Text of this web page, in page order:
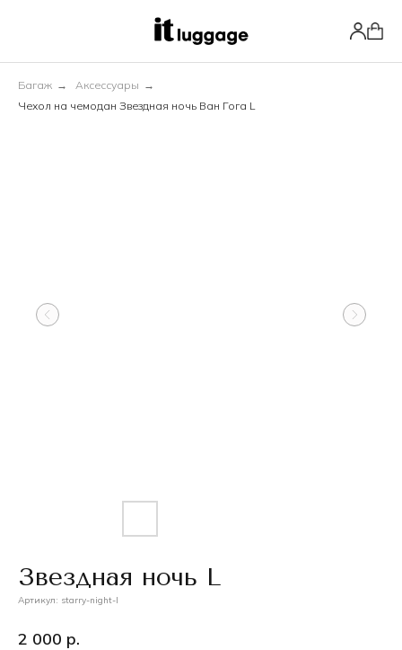
Багаж → Аксессуары →
Чехол на чемодан Звездная ночь Ван Гога L
Звездная ночь L
Артикул: starry-night-l
2 000 р.